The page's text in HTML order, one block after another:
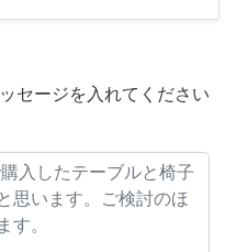
セージを入れてください